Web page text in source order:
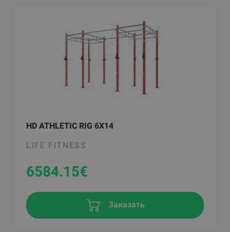
HD ATHLETIC RIG 6X14
LIFE FITNESS
6584.15€
Заказать